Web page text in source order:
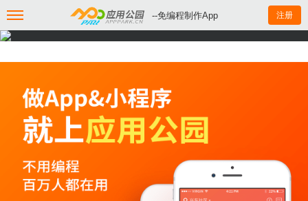
--免编程制作App 注册